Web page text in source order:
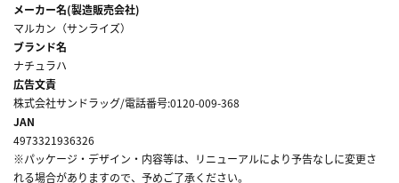
メーカー名(製造販売会社)
マルカン（サンライズ）
ブランド名
ナチュラハ
広告文責
株式会社サンドラッグ/電話番号:0120-009-368
JAN
4973321936326
※パッケージ・デザイン・内容等は、リニューアルにより予告なしに変更さ
れる場合がありますので、予めご了承ください。